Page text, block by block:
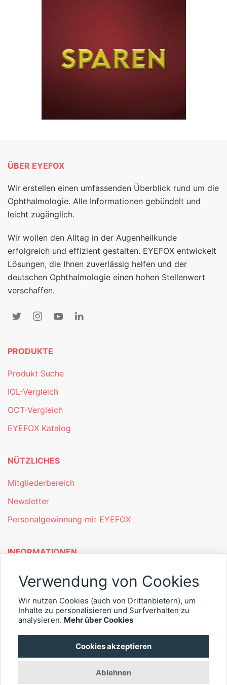
ÜBER EYEFOX
Wir erstellen einen umfassenden Überblick rund um die
Ophthalmologie. Alle Informationen gebündelt und
leicht zugänglich.
Wir wollen den Alltag in der Augenheilkunde
erfolgreich und effizient gestalten. EYEFOX entwickelt
Lösungen, die Ihnen zuverlässig helfen und der
deutschen Ophthalmologie einen hohen Stellenwert
verschaffen.
PRODUKTE
Produkt Suche
IOL-Vergleich
OCT-Vergleich
EYEFOX Katalog
NÜTZLICHES
Mitgliederbereich
Newsletter
Personalgewinnung mit EYEFOX
INFORMATIONEN
Was ist EYEFOX – Ihre Möglichkeiten
Kontakt
© 2026 EYEFOX UG (haftungsbeschränkt)
Verwendung von Cookies
Wir nutzen Cookies (auch von Drittanbietern), um
Inhalte zu personalisieren und Surfverhalten zu
analysieren. Mehr über Cookies
Cookies akzeptieren
Ablehnen